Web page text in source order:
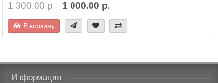
1 300.00 р. 1 000.00 р.
В корзину
Информация